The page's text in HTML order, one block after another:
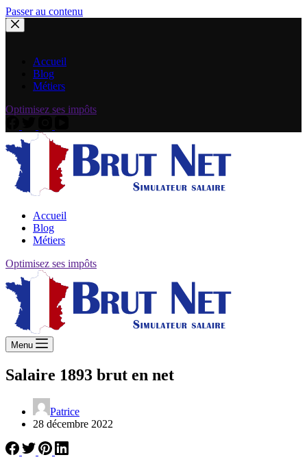
Passer au contenu
Accueil
Blog
Métiers
Optimisez ses impôts
Accueil
Blog
Métiers
Optimisez ses impôts
Menu
Salaire 1893 brut en net
Patrice
28 décembre 2022